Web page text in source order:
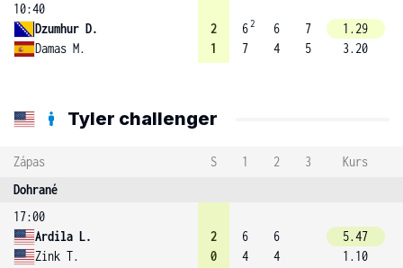
10:40
Dzumhur D.
Damas M.
2
1
62
7
6
4
7
5
1.29
3.20
Tyler challenger
Zápas S 1 2 3
Kurs
Dohrané
17:00
Ardila L.
Zink T.
2
0
6
4
6
4
5.47
1.10